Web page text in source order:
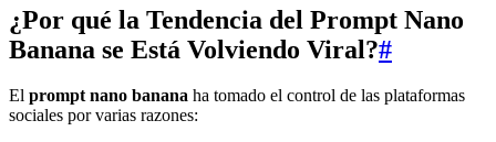
¿Por qué la Tendencia del Prompt Nano
Banana se Está Volviendo Viral?#
El prompt nano banana ha tomado el control de las plataformas
sociales por varias razones: